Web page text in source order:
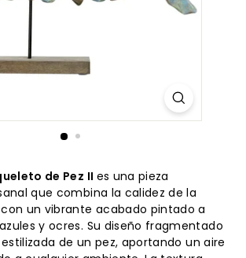
de Pez II es una pieza
que combina la calidez de la
un vibrante acabado pintado a
y ocres. Su diseño fragmentado
de un pez, aportando un aire